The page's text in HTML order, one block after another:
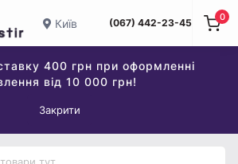
Київ (067) 442-23-45
400 грн при оформленні
від 10 000 грн!
Закрити
0